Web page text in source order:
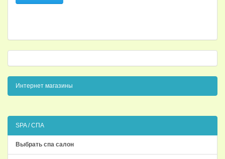
Интернет магазины
SPA / СПА
Выбрать спа салон